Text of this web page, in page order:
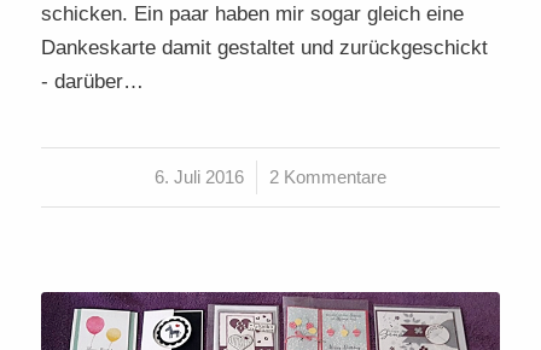
schicken. Ein paar haben mir sogar gleich eine
Dankeskarte damit gestaltet und zurückgeschickt
- darüber…
6. Juli 2016
/ 2 Kommentare